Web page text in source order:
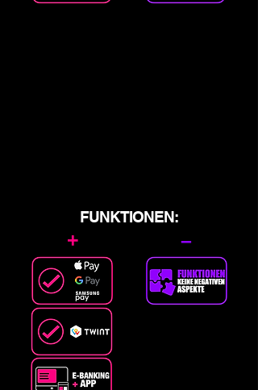
FUNKTIONEN:
+ –